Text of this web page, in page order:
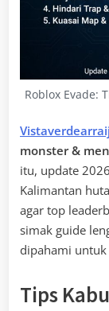
Roblox Evade:
monster &
itu, update
Kalimantan
agar top
simak guide
dipahami
Tips